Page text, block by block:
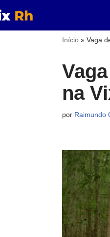
Início» Vaga
na
por Raimundo